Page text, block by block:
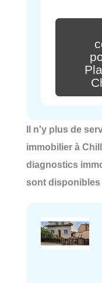
Il n'y plus de
immobilier à
diagnostics
sont disponibles